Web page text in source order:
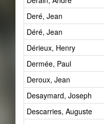
Deré, Jean
Déré, Jean
Dérieux, Henry
Dermée, Paul
Deroux, Jean
Desaymard, Joseph
Descarries, Auguste